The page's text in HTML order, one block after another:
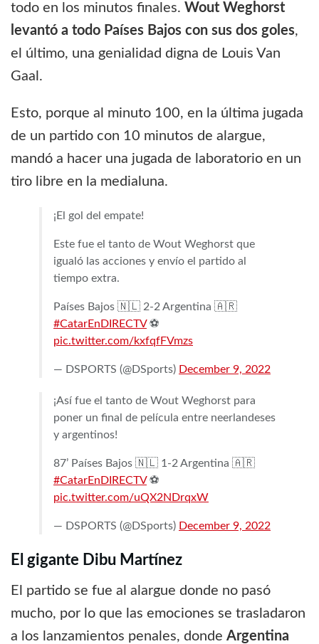
todo en los minutos finales. Wout Weghorst
levantó a todo Países Bajos con sus dos goles,
el último, una genialidad digna de Louis Van
Gaal.
Esto, porque al minuto 100, en la última jugada
de un partido con 10 minutos de alargue,
mandó a hacer una jugada de laboratorio en un
tiro libre en la medialuna.
¡El gol del empate!
Este fue el tanto de Wout Weghorst que
igualó las acciones y envío el partido al
tiempo extra.
Países Bajos 🇳🇱 2-2 Argentina 🇦🇷
#CatarEnDIRECTV⚽️
pic.twitter.com/kxfqfFVmzs
— DSPORTS (@DSports) December 9, 2022
¡Así fue el tanto de Wout Weghorst para
poner un final de película entre neerlandeses
y argentinos!
87’ Países Bajos 🇳🇱 1-2 Argentina 🇦🇷
#CatarEnDIRECTV⚽️
pic.twitter.com/uQX2NDrqxW
— DSPORTS (@DSports) December 9, 2022
El gigante Dibu Martínez
El partido se fue al alargue donde no pasó
mucho, por lo que las emociones se trasladaron
a los lanzamientos penales, donde Argentina